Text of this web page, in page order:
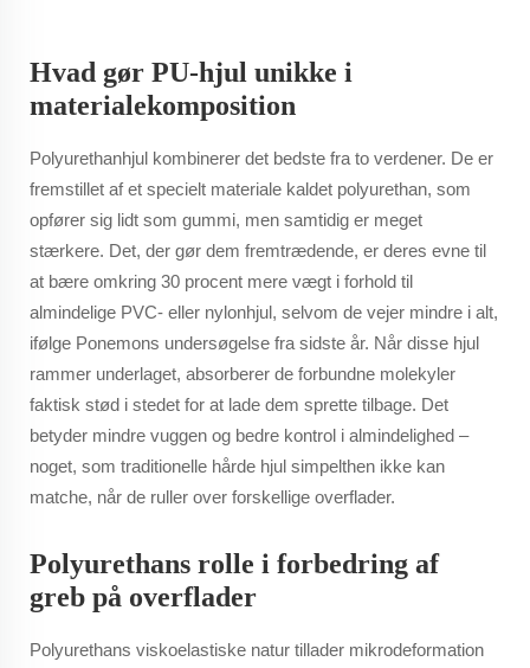
Hvad gør PU-hjul unikke i
materialekomposition
Polyurethanhjul kombinerer det bedste fra to verdener. De er
fremstillet af et specielt materiale kaldet polyurethan, som
opfører sig lidt som gummi, men samtidig er meget
stærkere. Det, der gør dem fremtrædende, er deres evne til
at bære omkring 30 procent mere vægt i forhold til
almindelige PVC- eller nylonhjul, selvom de vejer mindre i alt,
ifølge Ponemons undersøgelse fra sidste år. Når disse hjul
rammer underlaget, absorberer de forbundne molekyler
faktisk stød i stedet for at lade dem sprette tilbage. Det
betyder mindre vuggen og bedre kontrol i almindelighed –
noget, som traditionelle hårde hjul simpelthen ikke kan
matche, når de ruller over forskellige overflader.
Polyurethans rolle i forbedring af
greb på overflader
Polyurethans viskoelastiske natur tillader mikrodeformation